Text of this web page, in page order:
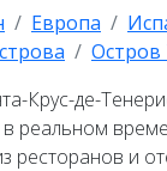
Европа
Остров
Крус-де-
реальном
ресторанов и